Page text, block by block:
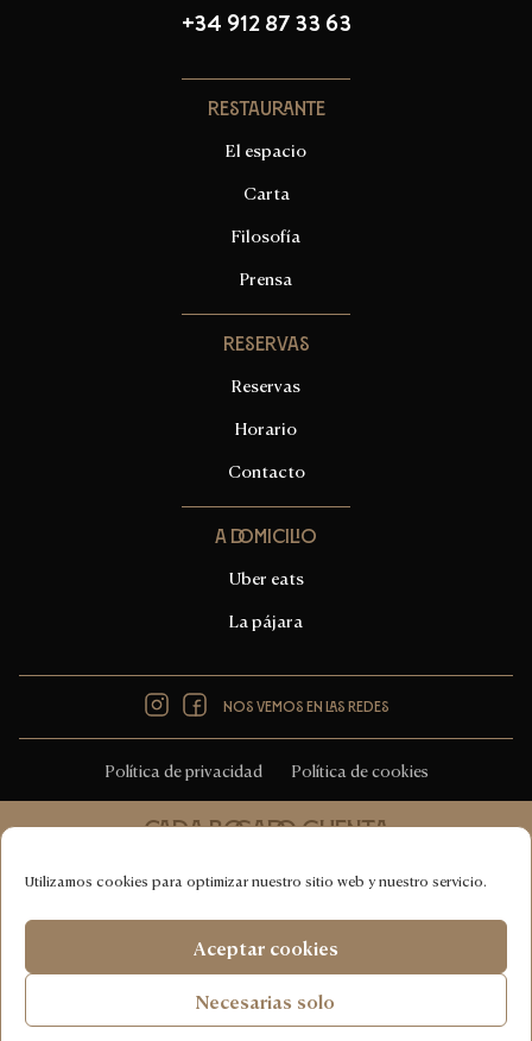
Utilizamos cookies para optimizar nuestro sitio web y nuestro servicio.
Aceptar cookies
Necesarias solo
+34 912 87 33 63
Restaurante
El espacio
Carta
Filosofía
Prensa
Reservas
Reservas
Horario
Contacto
A domicilio
Uber eats
La pájara
Instagram
FacebookNos vemos en las redes
Política de privacidad Política de cookies
Cada bocado cuenta
DESIGNED & DEVELOPED WITH♥BYHUMAN FIRST